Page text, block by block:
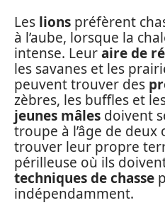
Les lions préfèrent
à l’aube, lorsque la
intense. Leuraire de
les savanes et les
peuvent trouver des
zèbres, les buffles et
jeunes mâles doivent
troupe à l’âge de
trouver leur propre
périlleuse où ils
techniques de chasse
indépendamment.